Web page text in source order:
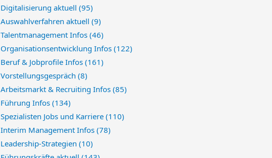
Digitalisierung aktuell (95)
Auswahlverfahren aktuell (9)
Talentmanagement Infos (46)
Organisationsentwicklung Infos (122)
Beruf & Jobprofile Infos (161)
Vorstellungsgespräch (8)
Arbeitsmarkt & Recruiting Infos (85)
Führung Infos (134)
Spezialisten Jobs und Karriere (110)
Interim Management Infos (78)
Leadership-Strategien (10)